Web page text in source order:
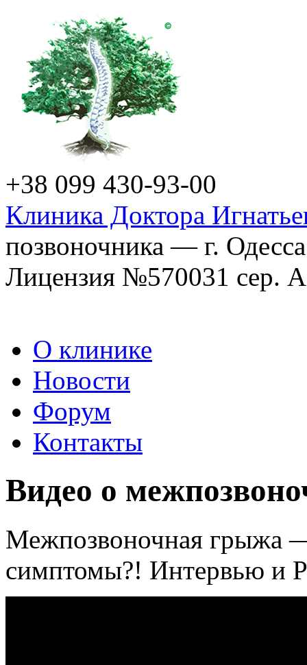
+38 099 430-93-00
Клиника Доктора
позвоночника — г. Одесса
Лицензия №570031 сер.
О клинике
Новости
Форум
Контакты
Видео о
Межпозвоночная грыжа —
симптомы?! Интервью и